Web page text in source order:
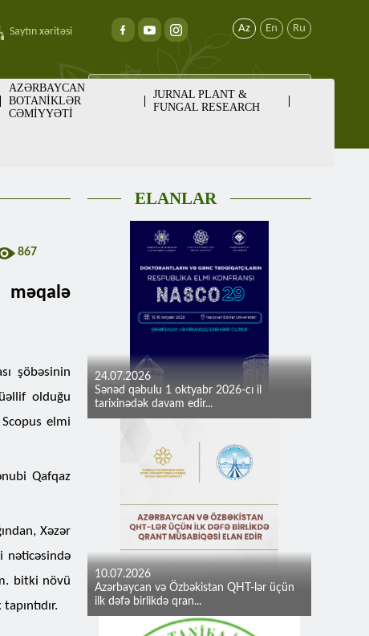
Saytın xəritəsi Az En Ru
AZƏRBAYCAN
BOTANİKLƏR
CƏMİYYƏTİ
JURNAL PLANT &
FUNGAL RESEARCH
867
məqalə
şöbəsinin
olduğu
elmi
Qafqaz
Xəzər
nəticəsində
bitki növü
ELANLAR
24.07.2026
Sənəd qəbulu 1 oktyabr 2026-cı il
tarixinədək davam edir...
10.07.2026
Azərbaycan və Özbəkistan QHT-lər üçün
ilk dəfə birlikdə qran...